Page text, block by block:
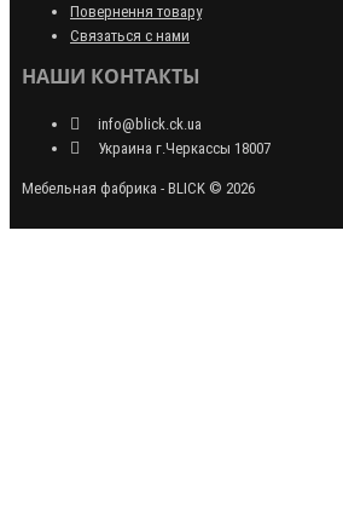
Повернення товару
Связаться с нами
НАШИ КОНТАКТЫ
info@blick.ck.ua
Украина г.Черкассы 18007
Мебельная фабрика - BLICK © 2026